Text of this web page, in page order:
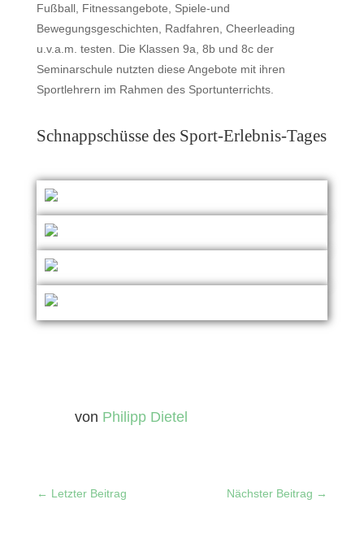
Fußball, Fitnessangebote, Spiele-und
Bewegungsgeschichten, Radfahren, Cheerleading
u.v.a.m. testen. Die Klassen 9a, 8b und 8c der
Seminarschule nutzten diese Angebote mit ihren
Sportlehrern im Rahmen des Sportunterrichts.
Schnappschüsse des Sport-Erlebnis-Tages
von Philipp Dietel
← Letzter Beitrag Nächster Beitrag →